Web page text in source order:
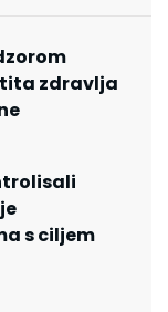
zdravlja
s ciljem